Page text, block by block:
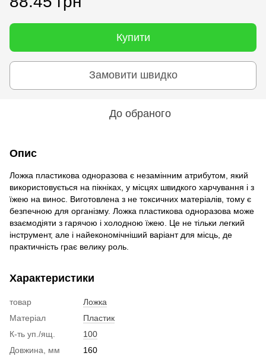
Купити
Замовити швидко
До обраного
Опис
Ложка пластикова одноразова є незамінним атрибутом, який
використовується на пікніках, у місцях швидкого харчування і з
їжею на винос. Виготовлена з не токсичних матеріалів, тому є
безпечною для організму. Ложка пластикова одноразова може
взаємодіяти з гарячою і холодною їжею. Це не тільки легкий
інструмент, але і найекономічніший варіант для місць, де
практичність грає велику роль.
Характеристики
товар
Ложка
Матеріал
Пластик
К-ть уп./ящ.
100
Довжина, мм
160